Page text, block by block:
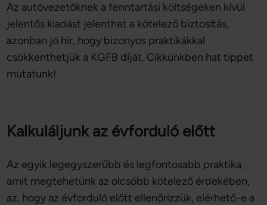
Az autóvezetőknek a fenntartási költségeken kívül
jelentős kiadást jelenthet a kötelező biztosítás,
azonban jó hír, hogy bizonyos praktikákkal
csökkenthetjük a KGFB díját. Cikkünkben hat tippet
mutatunk!
Kalkuláljunk az évforduló előtt
Az egyik legegyszerűbb és legfontosabb praktika,
amit megtehetünk az olcsóbb kötelező érdekében,
az, hogy az évforduló előtt ellenőrizzük, elérhető-e a